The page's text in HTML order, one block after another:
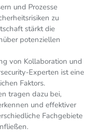
und Prozesse
zu
stärkt die
potenziellen
von Kollaboration und
Experten ist eine
Faktors.
tragen dazu bei,
und effektiver
Fachgebiete